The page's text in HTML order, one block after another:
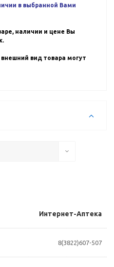
в выбранной Вами
наличии и цене Вы
вид товара могут
Интернет-Аптека
8(3822)607-507